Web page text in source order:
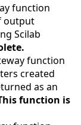
function
output
Scilab
function
created
as an
function is